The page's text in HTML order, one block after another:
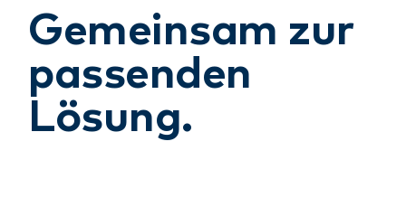
Gemeinsam zur
passenden
Lösung.